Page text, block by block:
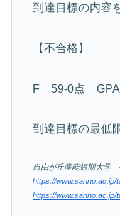
到達目標の内容
【不合格】
F 59-0点
到達目標の最低
自由が丘産能短期大学
https://www.sanno.ac.jp/
https://www.sanno.ac.jp/